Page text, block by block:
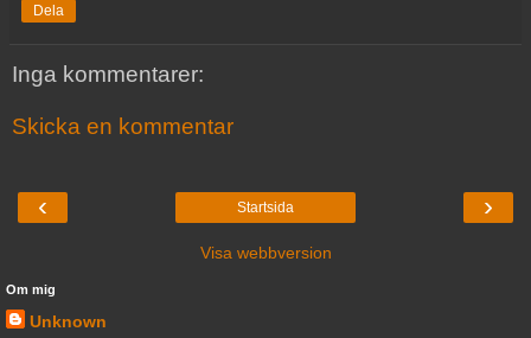
Dela
Inga kommentarer:
Skicka en kommentar
‹ ›
Startsida
Visa webbversion
Om mig
Unknown